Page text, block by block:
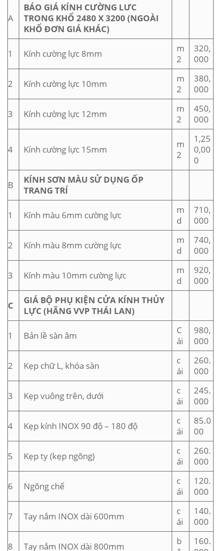
A
BÁO GIÁ KÍNH CƯỜNG LƯC
TRONG KHỔ 2480 X 3200 (NGOÀI
KHỔ ĐƠN GIÁ KHÁC)
1 Kính cường lực 8mm
m
2
320,
000
2 Kính cường lực 10mm
m
2
380,
000
3 Kính cường lực 12mm
m
2
450,
000
4 Kính cường lực 15mm
m
2
1,25
0,00
0
B
KÍNH SƠN MÀU SỬ DỤNG ỐP
TRANG TRÍ
1 Kính màu 6mm cường lực
m
d
710,
000
2 Kính màu 8mm cường lực
m
d
740,
000
3 Kính màu 10mm cường lực
m
d
920,
000
C
GIÁ BỘ PHỤ KIỆN CỬA KÍNH THỦY
LỰC (HÃNG VVP THÁI LAN)
1 Bản lề sàn âm
C
ái
980,
000
2 Kẹp chữ L, khóa sàn
c
ái
260.
000
3 Kẹp vuông trên, dưới
c
ái
245.
000
4 Kẹp kính INOX 90 độ – 180 độ
c
ái
85.0
00
5 Kẹp ty (kẹp ngõng)
c
ái
260.
000
6 Ngõng chế
c
ái
120.
000
7 Tay nắm INOX dài 600mm
c
ái
140.
000
8 Tay nắm INOX dài 800mm
b
160.